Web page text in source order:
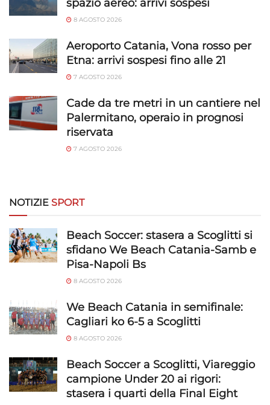
Abbinare e combinare dati provenienti da altre
fonti di dati, Collegare diversi dispositivi,
trasmesse automaticamente.
Utilizzare dati di geolocalizzazione precisi,
richieste attivamente.
Garantire la sicurezza, prevenire e
rilevare frodi, correggere errori, Erogare
spazio aereo: arrivi sospesi
8 AGOSTO 2026
Aeroporto Catania, Vona rosso per
Etna: arrivi sospesi fino alle 21
7 AGOSTO 2026
Cade da tre metri in un cantiere nel
Palermitano, operaio in prognosi
riservata
7 AGOSTO 2026
NOTIZIE SPORT
Beach Soccer: stasera a Scoglitti si
sfidano We Beach Catania-Samb e
Pisa-Napoli Bs
8 AGOSTO 2026
We Beach Catania in semifinale:
Cagliari ko 6-5 a Scoglitti
8 AGOSTO 2026
Beach Soccer a Scoglitti, Viareggio
campione Under 20 ai rigori:
stasera i quarti della Final Eight